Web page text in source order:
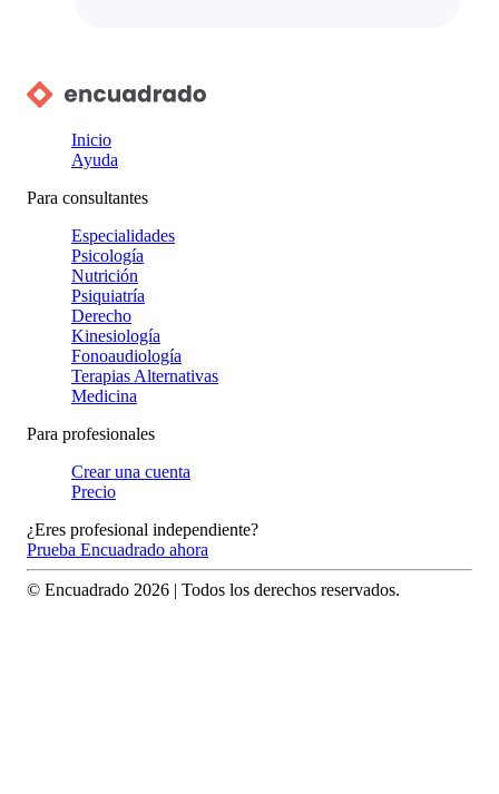
Inicio
Ayuda
Para consultantes
Especialidades
Psicología
Nutrición
Psiquiatría
Derecho
Kinesiología
Fonoaudiología
Terapias Alternativas
Medicina
Para profesionales
Crear una cuenta
Precio
¿Eres profesional independiente?
Prueba Encuadrado ahora
© Encuadrado 2026 | Todos los derechos reservados.